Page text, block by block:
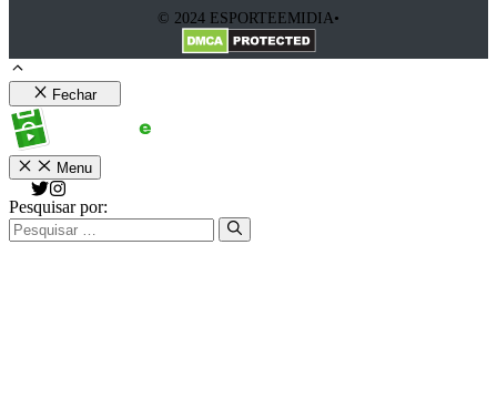
© 2024 ESPORTEEMIDIA•
Fechar
Menu
Pesquisar por: